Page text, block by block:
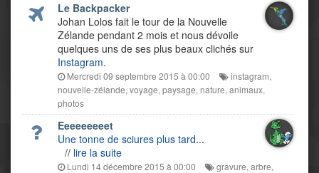
Le Backpacker
Johan Lolos fait le tour de la Nouvelle
Zélande pendant 2 mois et nous dévoile
quelques uns de ses plus beaux clichés sur
Instagram.
Mercredi 09 septembre 2015 à 00:00 instagram,
nouvelle-zélande, voyage, paysage, nature, animaux,
photos
Eeeeeeeeet
Une tonne de sciures plus tard...
// lire la suite
Lundi 14 décembre 2015 à 00:00 gravure, arbre,